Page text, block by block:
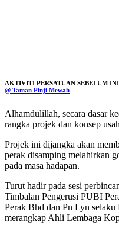
AKTIVITI PERSATUAN SEBELUM
@ Taman Pinji Mewah
Alhamdulillah, secara dasar
rangka projek dan konsep
Projek ini dijangka akan
perak disamping melahirkan
pada masa hadapan.
Turut hadir pada sesi
Timbalan Pengerusi PUBI
Perak Bhd dan Pn Lyn
merangkap Ahli Lembaga